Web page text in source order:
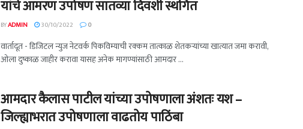
यांचे आमरण उपोषण सातव्या दिवशी स्थगित
BYADMIN 30/10/2022 0
वार्तादूत - डिजिटल न्युज नेटवर्क पिकविम्याची रक्कम तात्काळ शेतकऱ्यांच्या खात्यात जमा करावी,
ओला दुष्काळ जाहीर करावा यासह अनेक मागण्यांसाठी आमदार ...
आमदार कैलास पाटील यांच्या उपोषणाला अंशतः यश –
जिल्ह्याभरात उपोषणाला वाढतोय पाठिंबा